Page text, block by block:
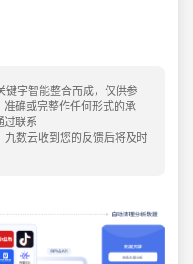
键字智能整合而成，仅供参
确或完整作任何形式的承
过联系
数云收到您的反馈后将及时